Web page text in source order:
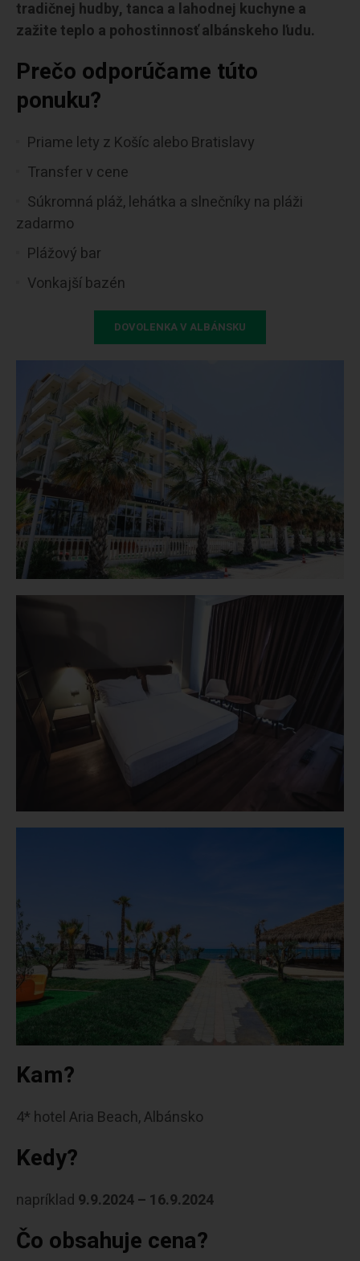
tradičnej hudby, tanca a lahodnej kuchyne a
zažite teplo a pohostinnosť albánskeho ľudu.
Prečo odporúčame túto
ponuku?
Priame lety z Košíc alebo Bratislavy
Transfer v cene
Súkromná pláž, lehátka a slnečníky na pláži
zadarmo
Plážový bar
Vonkajší bazén
DOVOLENKA V ALBÁNSKU
Kam?
4* hotel Aria Beach, Albánsko
Kedy?
napríklad 9.9.2024 – 16.9.2024
Čo obsahuje cena?